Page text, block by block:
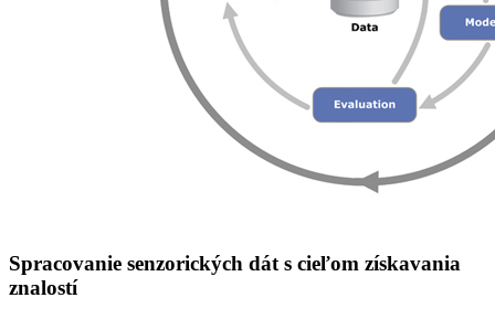
Spracovanie senzorických dát s cieľom získavania
znalostí